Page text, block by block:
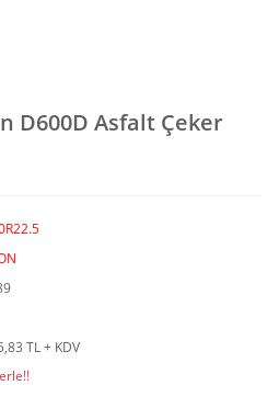
D600D Asfalt Çeker
TL + KDV